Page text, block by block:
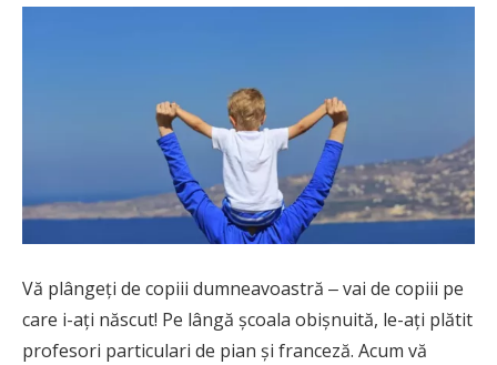
Vă plângeți de copiii dumneavoastră ‒ vai de copiii pe
care i-ați născut! Pe lângă școala obișnuită, le-aţi plătit
profesori particulari de pian și franceză. Acum vă